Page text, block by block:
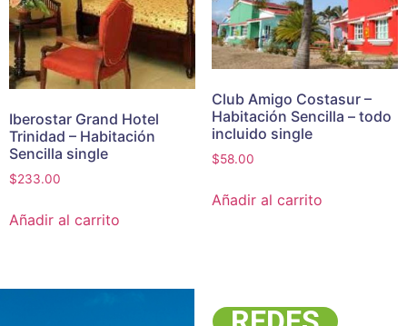
Iberostar Grand Hotel
Trinidad – Habitación
Sencilla single
$233.00
Añadir al carrito
Club Amigo Costasur –
Habitación Sencilla – todo
incluido single
$58.00
Añadir al carrito